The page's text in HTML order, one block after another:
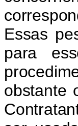
Essas
para
obstante